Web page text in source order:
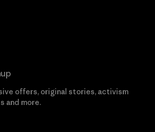
offers, original stories, activism
and more.